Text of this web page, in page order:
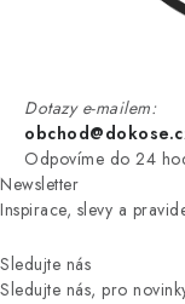
Dotazy e-mailem:
Odpovíme do 24
Newsletter
Inspirace, slevy a
Sledujte nás
Sledujte nás, pro